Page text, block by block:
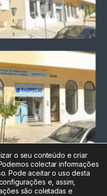
a rede fixa
212
o seu conteúdo e criar
colectar informações
Pode aceitar o uso desta
e, assim,
são coletadas e